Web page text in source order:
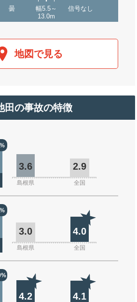
曇
幅5.5～
13.0m
信号なし
地図で見る
田の事故の特徴
3.6 2.9
島根県 全国
3.0 4.0
島根県 全国
4.2 4.1